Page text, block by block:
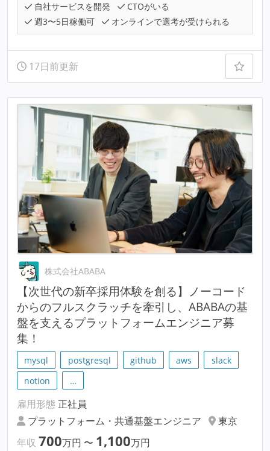
自社サービスを開発
CTOがいる
週3〜5日稼働可
オンラインで選考が受けられる
17日前更新
株式会社ABABA
【次世代の新卒採用体験を創る】ノーコード
からのフルスクラッチを牽引し、ABABAの基
盤を支えるプラットフォームエンジニア募
集！
mysql postgresql github aws
slack
notion
…
雇用形態 正社員
プラットフォーム・共通基盤エンジニア
東京
年収 700万円 〜 1,100万円